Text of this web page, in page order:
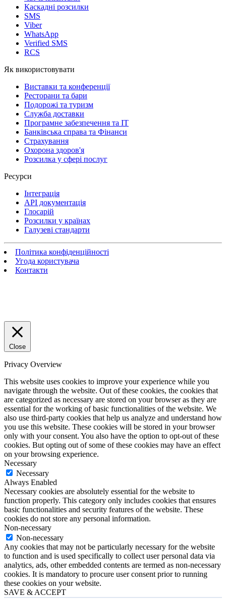
Каскадні розсилки
SMS
Viber
WhatsApp
Verified SMS
RCS
Як використовувати
Виставки та конференції
Ресторани та бари
Подорожі та туризм
Служба доставки
Програмне забезпечення та IT
Банківська справа та Фінанси
Страхування
Охорона здоров'я
Розсилка у сфері послуг
Ресурси
Інтеграція
API документація
Глосарій
Розсилки у країнах
Галузеві стандарти
Політика конфіденційності
Угода користувача
Контакти
Close
Privacy Overview
This website uses cookies to improve your experience while you
navigate through the website. Out of these cookies, the cookies that
are categorized as necessary are stored on your browser as they are
essential for the working of basic functionalities of the website. We
also use third-party cookies that help us analyze and understand how
you use this website. These cookies will be stored in your browser
only with your consent. You also have the option to opt-out of these
cookies. But opting out of some of these cookies may have an effect
on your browsing experience.
Necessary
Necessary
Always Enabled
Necessary cookies are absolutely essential for the website to
function properly. This category only includes cookies that ensures
basic functionalities and security features of the website. These
cookies do not store any personal information.
Non-necessary
Non-necessary
Any cookies that may not be particularly necessary for the website
to function and is used specifically to collect user personal data via
analytics, ads, other embedded contents are termed as non-necessary
cookies. It is mandatory to procure user consent prior to running
these cookies on your website.
SAVE & ACCEPT